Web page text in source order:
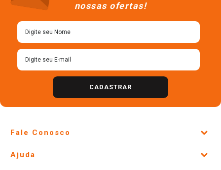
nossas ofertas!
CADASTRAR
Fale Conosco
Lojas Físicas e Horários
Ajuda